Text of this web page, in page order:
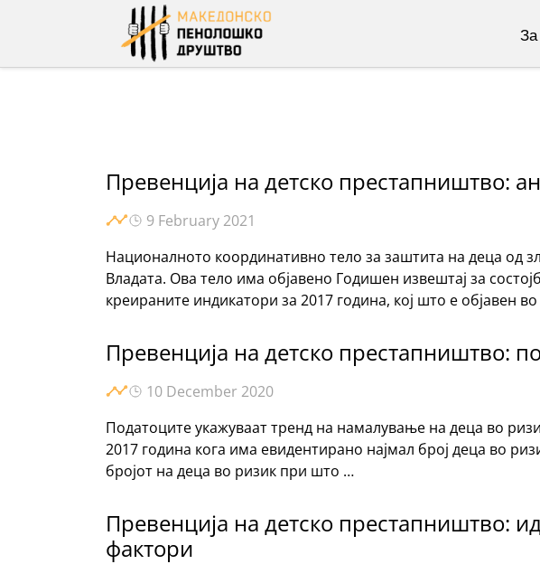
Превенција на детско престапништво:
9 February 2021
Националното координативно тело за заштита на деца од
Владата. Ова тело има објавено Годишен извештај за
креираните индикатори за 2017 година, кој што е објавен
Превенција на детско престапништво:
10 December 2020
Податоците укажуваат тренд на намалување на деца во
2017 година кога има евидентирано најмал број деца во
бројот на деца во ризик при што …
Превенција на детско престапништво:
фактори